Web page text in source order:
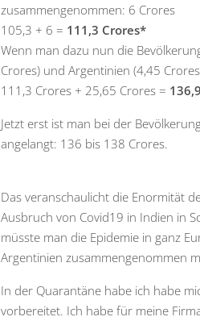
zusammengenommen: 6 Crores
105,3 + 6 = 111,3 Crores*
Wenn man dazu nun die
Crores) und Argentinien (4,45
111,3 Crores + 25,65 Crores =
Jetzt erst ist man bei der
angelangt: 136 bis 138 Crores.
Das veranschaulicht die Enormität
Ausbruch von Covid19 in Indien in
müsste man die Epidemie in ganz
Argentinien zusammengenommen
In der Quarantäne habe ich habe
vorbereitet. Ich habe für meine